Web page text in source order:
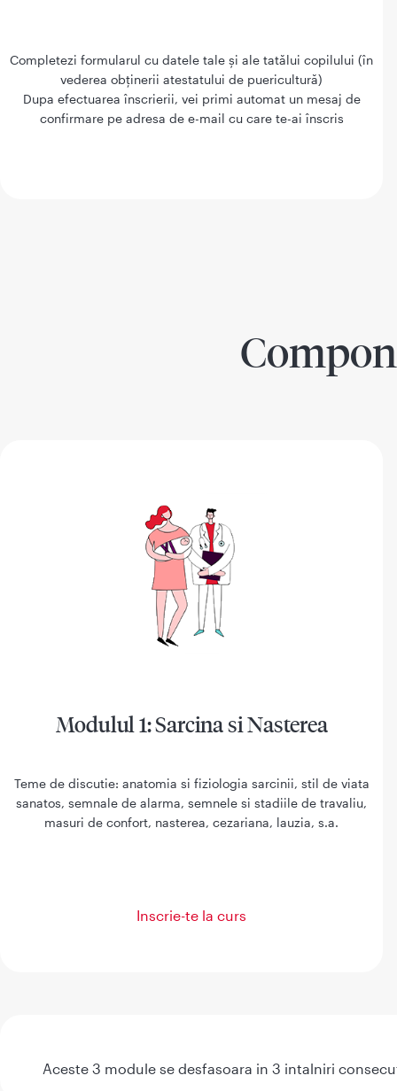
Completezi formularul cu datele tale și ale tatălui copilului (în
vederea obținerii atestatului de puericultură)
Dupa efectuarea înscrierii, vei primi automat un mesaj de
confirmare pe adresa de e-mail cu care te-ai înscris
Modulul 1: Sarcina si Nasterea
Teme de discutie: anatomia si fiziologia sarcinii, stil de viata
sanatos, semnale de alarma, semnele si stadiile de travaliu,
masuri de confort, nasterea, cezariana, lauzia, s.a.
Inscrie-te la curs
Aceste 3 module se desfasoara in 3 intalniri